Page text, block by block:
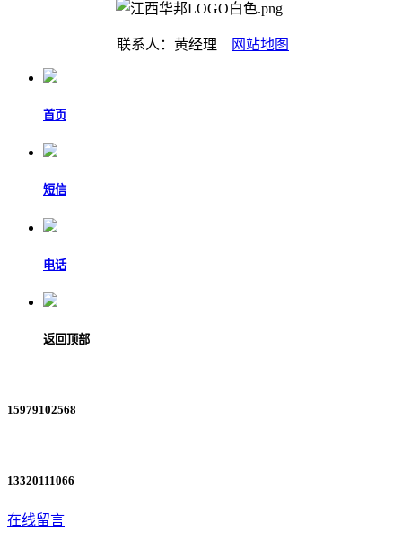
联系人：黄经理 网站地图
首页
短信
电话
返回顶部
15979102568
13320111066
在线留言